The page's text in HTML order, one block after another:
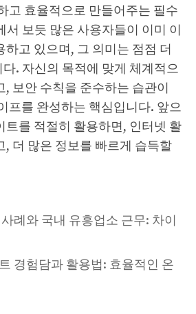
고 효율적으로 만들어주는 필수
서 보듯 많은 사용자들이 이미 이
하고 있으며, 그 의미는 점점 더
. 자신의 목적에 맞게 체계적으
, 보안 수칙을 준수하는 습관이
프를 완성하는 핵심입니다. 앞으
트를 적절히 활용하면, 인터넷 활
, 더 많은 정보를 빠르게 습득할
례와 국내 유흥업소 근무: 차이
경험담과 활용법: 효율적인 온